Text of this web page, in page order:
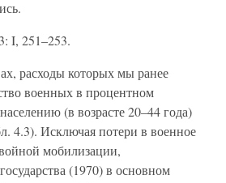
I, 251–253.
расходы которых мы ранее
военных в процентном
(в возрасте 20–44 года)
4.3). Исключая потери в военное
мобилизации,
(1970) в основном